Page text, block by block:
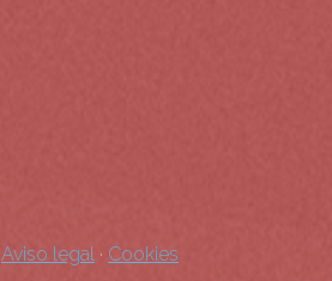
Aviso legal · Cookies